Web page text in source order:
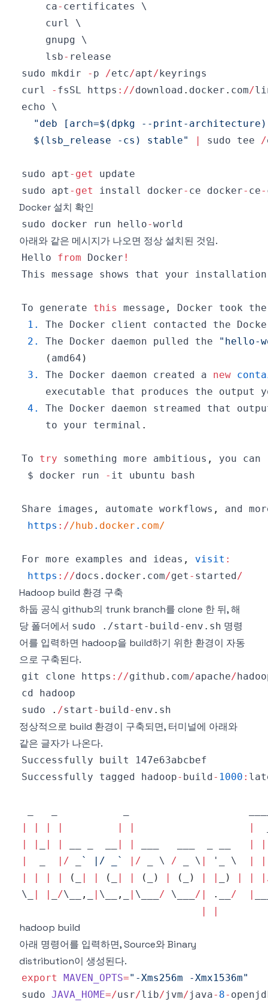
    ca
-
    lsb
-
sudo mkdir
- p /etc/apt/
curl
- fsSL https : //download . docker . com/
  $(lsb_release -cs) stable"
| sudo tee /
sudo apt - get
sudo apt - get install docker- ce docker- ce-
Docker 설치 확인
sudo docker run hello-
아래와 같은 메시지가 나오면 정상 설치된 것임.
Hello from Docker !
This
message shows that your
To generate this message , Docker took
1.
The Docker client contacted the
2.
The Docker daemon pulled the
"hello-
( amd64 )
3.
The Docker daemon created a new
executable that produces the output
4.
The Docker daemon streamed that
    to your terminal
.
To try something more ambitious ,
you
$ docker run
-
Share images , automate workflows ,
and
https : //hub . docker . com/
For more examples and ideas , visit :
https : //docs . docker . com/get - started/
Hadoop build 환경 구축
하둡 공식 github의 trunk branch를 clone 한 뒤, 해
당 폴더에서 sudo ./start-build-env.sh 명령
어를 입력하면 hadoop을 build하기 위한 환경이 자동
으로 구축된다.
git clone https : //github . com/apache/
sudo
. /start - build- env . sh
정상적으로 build 환경이 구축되면, 터미널에 아래와
같은 글자가 나온다.
Successfully
Successfully tagged hadoop- build- 1000 :
| | | | | |
|
|
| | | | | |
|
|
| / ` |/ _ ` | / _ \ / _ \ | '_ \ |
|
|
| | | ( | | ( | | ( ) | ( ) | | ) | | |
\_
| | /\__ , | \__ , | \___ / \___ / | . / |
|
|
hadoop build
아래 명령어를 입력하면, Source와 Binary
distribution이 생성된다.
export MAVEN_OPTS="-Xms256m -Xmx1536m"
sudo JAVA_HOME=/usr/lib/jvm/java- 8-